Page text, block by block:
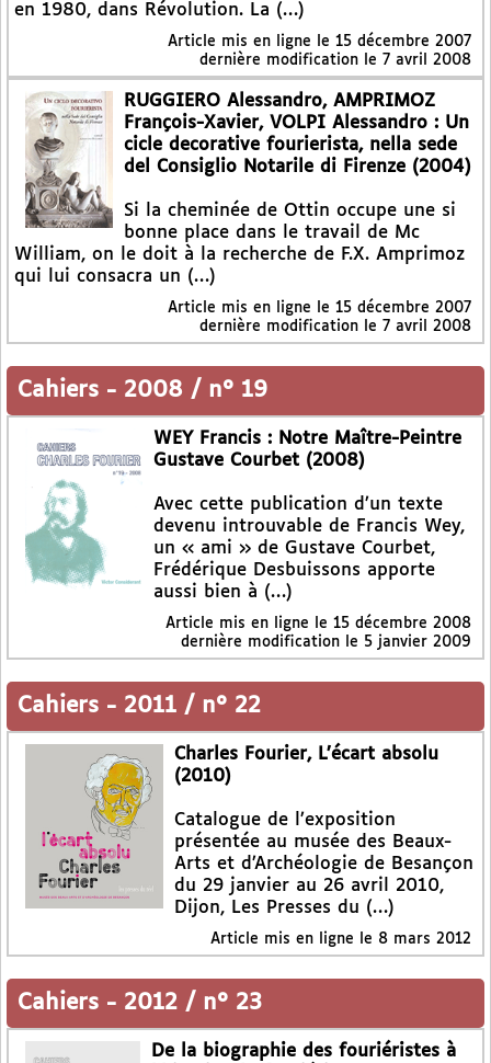
en 1980, dans Révolution. La (…)
Article mis en ligne le 15 décembre 2007
dernière modification le 7 avril 2008
RUGGIERO Alessandro, AMPRIMOZ
François-Xavier, VOLPI Alessandro : Un
cicle decorative fourierista, nella sede
del Consiglio Notarile di Firenze (2004)
Si la cheminée de Ottin occupe une si
bonne place dans le travail de Mc
William, on le doit à la recherche de F.X. Amprimoz
qui lui consacra un (…)
Article mis en ligne le 15 décembre 2007
dernière modification le 7 avril 2008
Cahiers - 2008 / n° 19
WEY Francis : Notre Maître-Peintre
Gustave Courbet (2008)
Avec cette publication d’un texte
devenu introuvable de Francis Wey,
un « ami » de Gustave Courbet,
Frédérique Desbuissons apporte
aussi bien à (…)
Article mis en ligne le 15 décembre 2008
dernière modification le 5 janvier 2009
Cahiers - 2011 / n° 22
Charles Fourier, L’écart absolu
(2010)
Catalogue de l’exposition
présentée au musée des Beaux-
Arts et d’Archéologie de Besançon
du 29 janvier au 26 avril 2010,
Dijon, Les Presses du (…)
Article mis en ligne le 8 mars 2012
Cahiers - 2012 / n° 23
De la biographie des fouriéristes à